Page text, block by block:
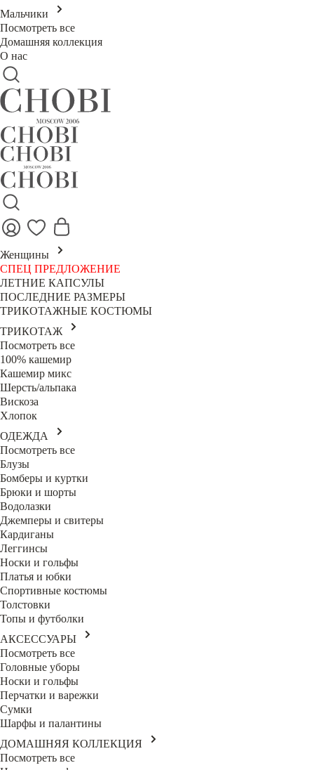
Мальчики
Посмотреть все
Домашняя коллекция
О нас
Женщины
СПЕЦ ПРЕДЛОЖЕНИЕ
ЛЕТНИЕ КАПСУЛЫ
ПОСЛЕДНИЕ РАЗМЕРЫ
ТРИКОТАЖНЫЕ КОСТЮМЫ
ТРИКОТАЖ
Посмотреть все
100% кашемир
Кашемир микс
Шерсть/альпака
Вискоза
Хлопок
ОДЕЖДА
Посмотреть все
Блузы
Бомберы и куртки
Брюки и шорты
Водолазки
Джемперы и свитеры
Кардиганы
Леггинсы
Носки и гольфы
Платья и юбки
Спортивные костюмы
Толстовки
Топы и футболки
АКСЕССУАРЫ
Посмотреть все
Головные уборы
Носки и гольфы
Перчатки и варежки
Сумки
Шарфы и палантины
ДОМАШНЯЯ КОЛЛЕКЦИЯ
Посмотреть все